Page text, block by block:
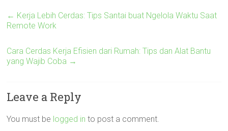
← Kerja Lebih Cerdas: Tips Santai buat Ngelola Waktu Saat
Remote Work
Cara Cerdas Kerja Efisien dari Rumah: Tips dan Alat Bantu
yang Wajib Coba →
Leave a Reply
You must be logged in to post a comment.